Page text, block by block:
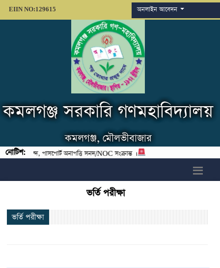
EIIN NO:129615 অনলাইন আবেদন
কমলগঞ্জ সরকারি গণমহাবিদ্যালয়
কমলগঞ্জ, মৌলভীবাজার
নোটিশ:চন্দ, পাসপোর্ট অনাপত্তি সনদ/NOC সংক্রান্ত ।
ভর্তি পরীক্ষা
ভর্তি পরীক্ষা